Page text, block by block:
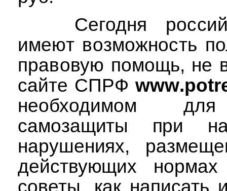
Сегодня
имеют возможность
правовую помощь, не
сайте СПРФwww.
необходимом
самозащиты при
нарушениях,
действующих
советы, как написать